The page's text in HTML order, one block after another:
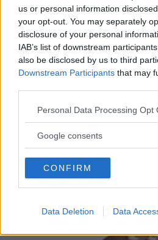
us or personal information
your opt-out. You may separately
disclosure of your personal
IAB’s list of downstream
also be disclosed by us to third
Downstream Participants that may
Please note that this website/app
not limited to your visit or usage
use your data for below specified
consent section.
Personal Data Processing Opt
Google consents
CONFIRM
Data Deletion Data
CUCINA
Perché la Poke
diventata tanto
in Italia
Fresco, sfizioso e sano: ecco
culinaria hawaiana, sta